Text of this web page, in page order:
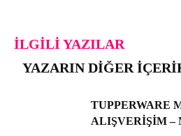
İLGILI YAZILAR
YAZARIN DIĞER
TUPPERWARE
ALIŞVERIŞIM –